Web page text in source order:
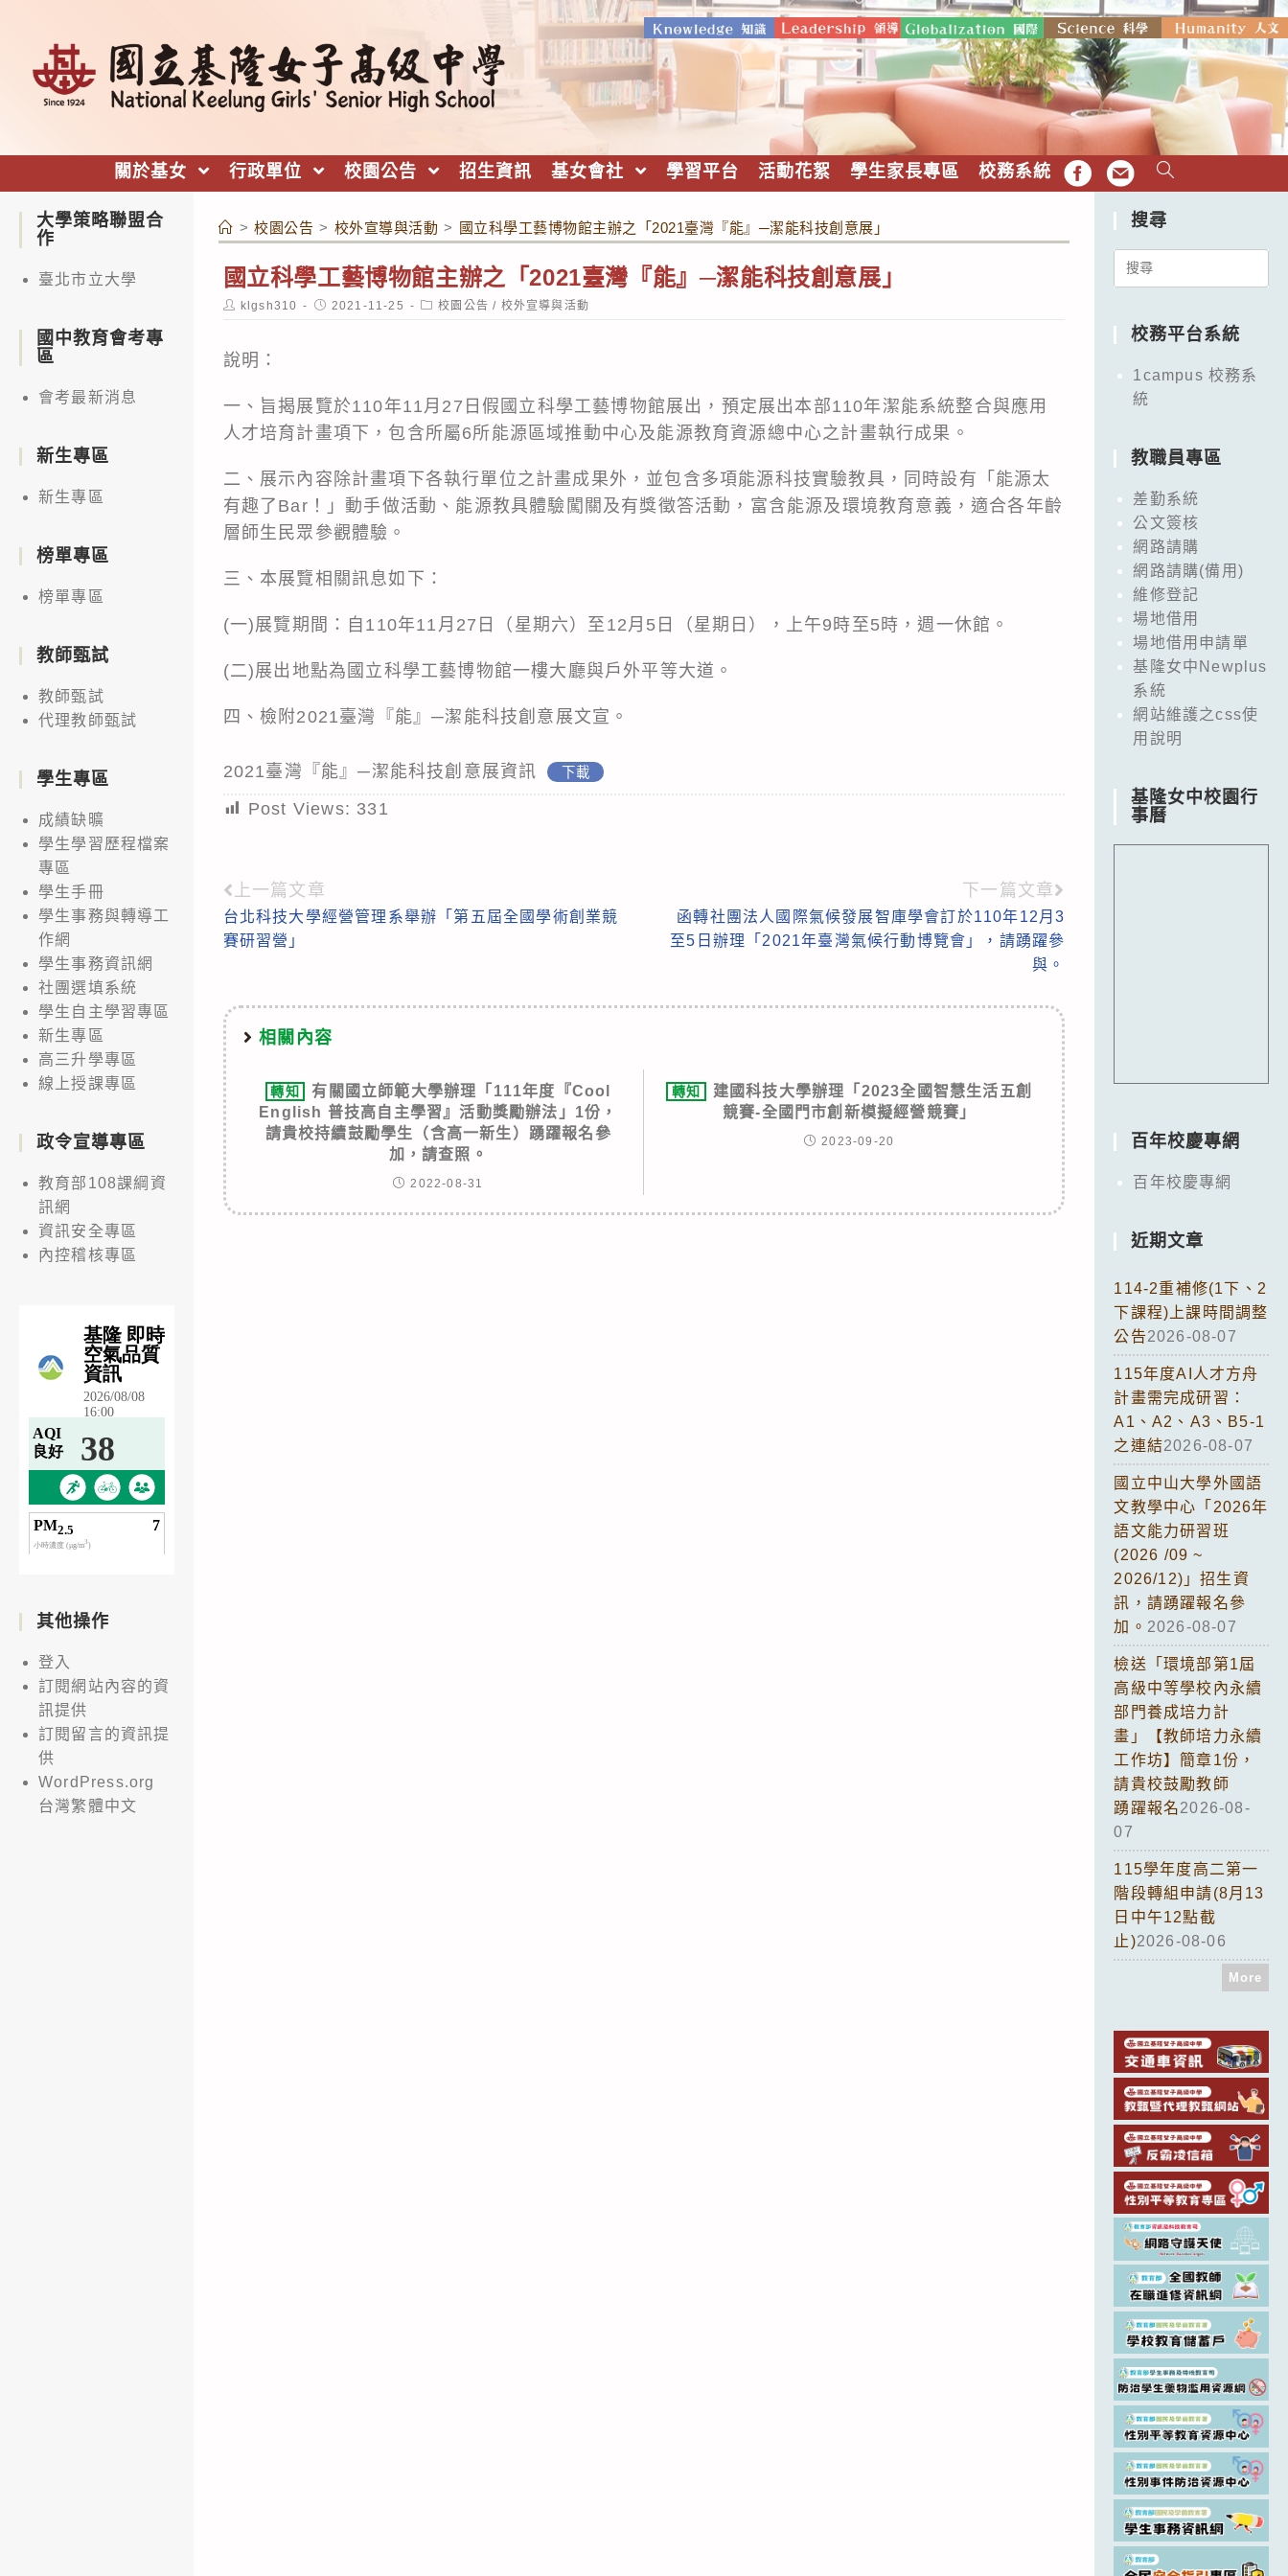
關於基女 行政單位 校園公告 招生資訊 基女會社 學習平台 活動花絮 學生家長專區 校務系統 FB EMAIL
> 校園公告 > 校外宣導與活動 > 國立科學工藝博物館主辦之「2021臺灣『能』─潔能科技創意展」
國立科學工藝博物館主辦之「2021臺灣『能』─潔能科技創意展」
Post
author:
klgsh310
Post
published:
2021-11-25
Post
category:
校園公告 / 校外宣導與活動
說明：
一、旨揭展覽於110年11月27日假國立科學工藝博物館展出，預定展出本部110年潔能系統整合與應用
人才培育計畫項下，包含所屬6所能源區域推動中心及能源教育資源總中心之計畫執行成果。
二、展示內容除計畫項下各執行單位之計畫成果外，並包含多項能源科技實驗教具，同時設有「能源太
有趣了Bar！」動手做活動、能源教具體驗闖關及有獎徵答活動，富含能源及環境教育意義，適合各年齡
層師生民眾參觀體驗。
三、本展覽相關訊息如下：
(一)展覽期間：自110年11月27日（星期六）至12月5日（星期日），上午9時至5時，週一休館。
(二)展出地點為國立科學工藝博物館一樓大廳與戶外平等大道。
四、檢附2021臺灣『能』─潔能科技創意展文宣。
2021臺灣『能』─潔能科技創意展資訊 下載
Post Views: 331
Read
more
上一篇文章
台北科技大學經營管理系舉辦「第五屆全國學術創業競
賽研習營」
下一篇文章
函轉社團法人國際氣候發展智庫學會訂於110年12月3
至5日辦理「2021年臺灣氣候行動博覽會」，請踴躍參
與。
相關內容
轉知
有關國立師範大學辦理「111年度『Cool
English 普技高自主學習』活動獎勵辦法」1份，
請貴校持續鼓勵學生（含高一新生）踴躍報名參
加，請查照。
2022-08-31
轉知
建國科技大學辦理「2023全國智慧生活五創
競賽-全國門市創新模擬經營競賽」
2023-09-20
大學策略聯盟合
作
臺北市立大學
國中教育會考專
區
會考最新消息
新生專區
新生專區
榜單專區
榜單專區
教師甄試
教師甄試
代理教師甄試
學生專區
成績缺曠
學生學習歷程檔案
專區
學生手冊
學生事務與轉導工
作網
學生事務資訊網
社團選填系統
學生自主學習專區
新生專區
高三升學專區
線上授課專區
政令宣導專區
教育部108課綱資
訊網
資訊安全專區
內控稽核專區
其他操作
登入
訂閱網站內容的資
訊提供
訂閱留言的資訊提
供
WordPress.org
台灣繁體中文
搜尋
Search
校務平台系統
1campus 校務系
統
教職員專區
差勤系統
公文簽核
網路請購
網路請購(備用)
維修登記
場地借用
場地借用申請單
基隆女中Newplus
系統
網站維護之css使
用說明
基隆女中校園行
事曆
百年校慶專網
百年校慶專網
近期文章
114-2重補修(1下、2
下課程)上課時間調整
公告2026-08-07
115年度AI人才方舟
計畫需完成研習：
A1、A2、A3、B5-1
之連結2026-08-07
國立中山大學外國語
文教學中心「2026年
語文能力研習班
(2026 /09 ~
2026/12)」招生資
訊，請踴躍報名參
加。 2026-08-07
檢送「環境部第1屆
高級中等學校內永續
部門養成培力計
畫」【教師培力永續
工作坊】簡章1份，
請貴校鼓勵教師
踴躍報名2026-08-
07
115學年度高二第一
階段轉組申請(8月13
日中午12點截
止)2026-08-06
More